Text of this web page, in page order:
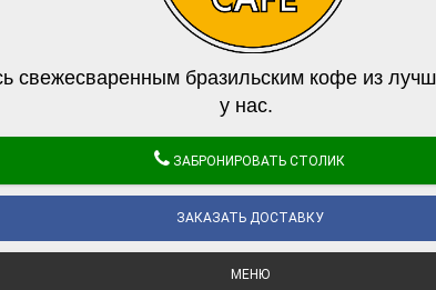
свежесваренным бразильским кофе из
у нас.
ЗАБРОНИРОВАТЬ СТОЛИК
ЗАКАЗАТЬ ДОСТАВКУ
МЕНЮ